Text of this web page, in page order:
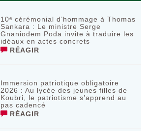
10ᵉ cérémonial d’hommage à Thomas
Sankara : Le ministre Serge
Gnaniodem Poda invite à traduire les
idéaux en actes concrets
RÉAGIR
Immersion patriotique obligatoire
2026 : Au lycée des jeunes filles de
Koubri, le patriotisme s’apprend au
pas cadencé
RÉAGIR